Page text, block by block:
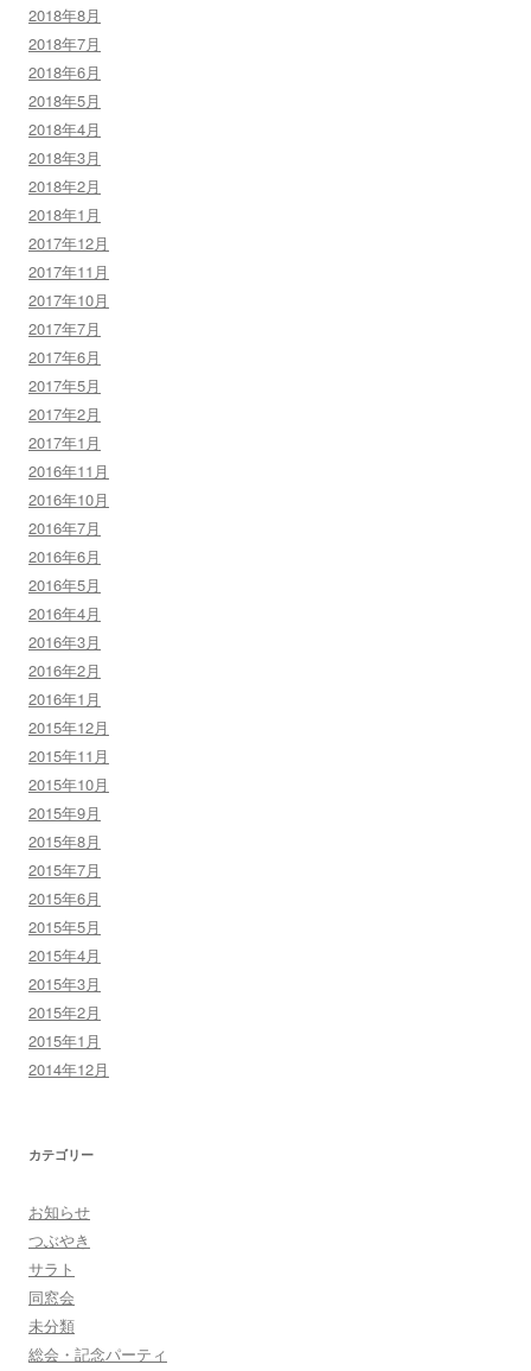
2018年8月
2018年7月
2018年6月
2018年5月
2018年4月
2018年3月
2018年2月
2018年1月
2017年12月
2017年11月
2017年10月
2017年7月
2017年6月
2017年5月
2017年2月
2017年1月
2016年11月
2016年10月
2016年7月
2016年6月
2016年5月
2016年4月
2016年3月
2016年2月
2016年1月
2015年12月
2015年11月
2015年10月
2015年9月
2015年8月
2015年7月
2015年6月
2015年5月
2015年4月
2015年3月
2015年2月
2015年1月
2014年12月
カテゴリー
お知らせ
つぶやき
サラト
同窓会
未分類
総会・記念パーティ